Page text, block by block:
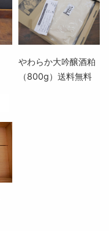
やわらか大吟醸酒粕
（800g）送料無料